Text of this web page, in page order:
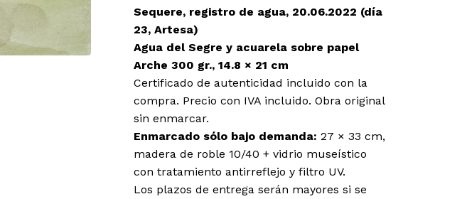
Sequere, registro de agua, 20.06.2022 (día
23, Artesa)
Agua del Segre y acuarela sobre papel
Arche 300 gr., 14.8 × 21 cm
Certificado de autenticidad incluido con la
compra. Precio con IVA incluido. Obra original
sin enmarcar.
Enmarcado sólo bajo demanda: 27 × 33 cm,
madera de roble 10/40 + vidrio museístico
con tratamiento antirreflejo y filtro UV.
Los plazos de entrega serán mayores si se